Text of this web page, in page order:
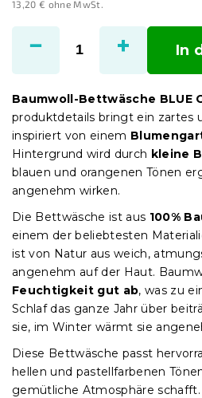
13,20 € ohne MwSt.
In
Baumwoll-Bettwäsche BLUE
produktdetails bringt ein zartes
inspiriert von einem
Hintergrund wird durch kleine
blauen und orangenen Tönen
angenehm wirken.
Die Bettwäsche ist aus 100%
einem der beliebtesten
ist von Natur aus weich,
angenehm auf der Haut.
Feuchtigkeit gut ab, was zu
Schlaf das ganze Jahr über
sie, im Winter wärmt sie
Diese Bettwäsche passt
hellen und pastellfarbenen
gemütliche Atmosphäre